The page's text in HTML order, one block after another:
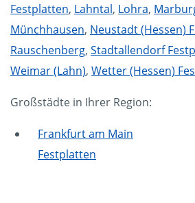
Festplatten, Lahntal, Lohra,
Münchhausen, Neustadt (Hessen)
Rauschenberg, Stadtallendorf
Weimar (Lahn), Wetter (Hessen)
Großstädte in Ihrer Region:
Frankfurt am Main
Festplatten